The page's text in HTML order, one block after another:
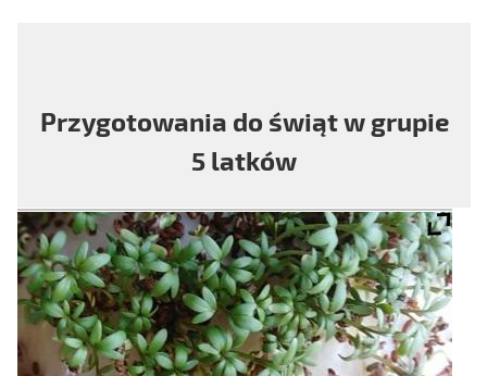
Przygotowania do świąt w grupie
5 latków